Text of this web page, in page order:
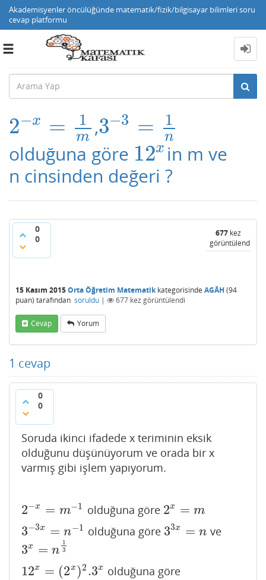
Akademisyenler öncülüğünde matematik/fizik/bilgisayar bilimleri soru
cevap platformu
Toggle
2−x = 1
m
2−x= 1m ,3−3 = 1
n
3−3 =1n
olduğuna göre 12x
12xin m ve
n cinsinden değeri ?
0
0
677 kez
görüntülendi
15 Kasım 2015Orta Öğretim Matematikkategorisinde AGÂH (94
puan) tarafından soruldu | 677 kez görüntülendi
Cevap Yorum
1 cevap
0
0
Soruda ikinci ifadede x teriminin eksik
olduğunu düşünüyorum ve orada bir x
varmış gibi işlem yapıyorum.
2−x = m−1
2−x= m −1 olduğuna göre 2x = m
2x= m
3−3x = n−1
3−3x n− 1 olduğuna göre 33x = n
33x =n ve
3x = n
1
3
3x n1 3
12x = (2x )2 .3x
12x= (2x )2.3x olduğuna göre